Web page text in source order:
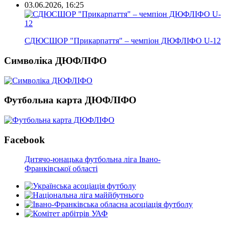
03.06.2026, 16:25
СДЮСШОР "Прикарпаття" – чемпіон ДЮФЛІФО U-12
Символіка ДЮФЛІФО
Футбольна карта ДЮФЛІФО
Facebook
Дитячо-юнацька футбольна ліга Івано-
Франківської області